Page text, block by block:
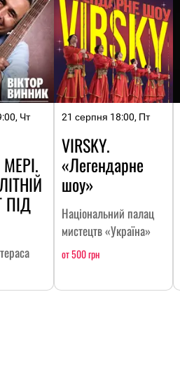
Чт
ПІД
21 серпня 18:00, Пт
VIRSKY.
«Легендарне
шоу»
Національний палац
мистецтв «Україна»
от 500 грн